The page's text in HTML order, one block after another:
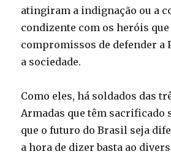
atingiram a indignação ou a
condizente com os heróis
compromissos de defender a
a sociedade.
Como eles, há soldados das
Armadas que têm sacrificado
que o futuro do Brasil seja
a hora de dizer basta ao